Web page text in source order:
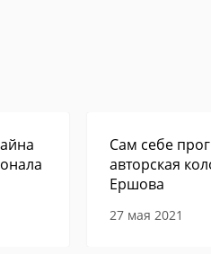
Сам себе
авторская
Ершова
27 мая 2021